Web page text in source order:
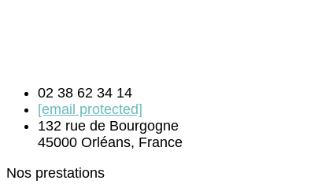
02 38 62 34 14
[email protected]
132 rue de Bourgogne
45000 Orléans, France
Nos prestations